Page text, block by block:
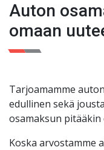
Auton
omaan
Tarjoamamme
edullinen sekä
osamaksun pitääkin
Koska arvostamme